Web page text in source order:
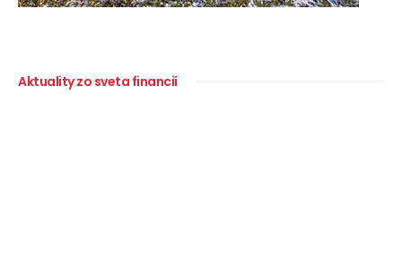
Aktuality zo sveta financií